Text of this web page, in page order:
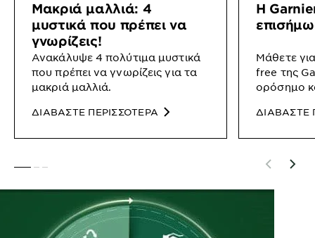
Μακριά μαλλιά: 4
μυστικά που πρέπει να
γνωρίζεις!
Ανακάλυψε 4 πολύτιμα μυστικά
που πρέπει να γνωρίζεις για τα
μακριά μαλλιά.
ΔΙΑΒΑΣΤΕ ΠΕΡΙΣΣΟΤΕΡΑ
Η
Μάθετε
free της
ορόσημο
ΔΙΑΒΑΣΤΕ